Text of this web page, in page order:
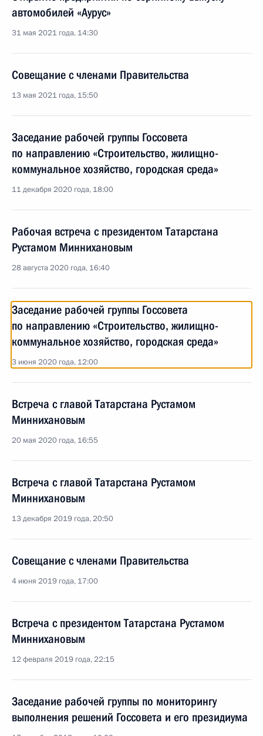
автомобилей «Аурус»
31 мая 2021 года, 14:30
Совещание с членами Правительства
13 мая 2021 года, 15:50
Заседание рабочей группы Госсовета
по направлению «Строительство, жилищно-
коммунальное хозяйство, городская среда»
11 декабря 2020 года, 18:00
Рабочая встреча с президентом Татарстана
Рустамом Миннихановым
28 августа 2020 года, 16:40
Заседание рабочей группы Госсовета
по направлению «Строительство, жилищно-
коммунальное хозяйство, городская среда»
3 июня 2020 года, 12:00
Встреча с главой Татарстана Рустамом
Миннихановым
20 мая 2020 года, 16:55
Встреча с главой Татарстана Рустамом
Миннихановым
13 декабря 2019 года, 20:50
Совещание с членами Правительства
4 июня 2019 года, 17:00
Встреча с президентом Татарстана Рустамом
Миннихановым
12 февраля 2019 года, 22:15
Заседание рабочей группы по мониторингу
выполнения решений Госсовета и его президиума